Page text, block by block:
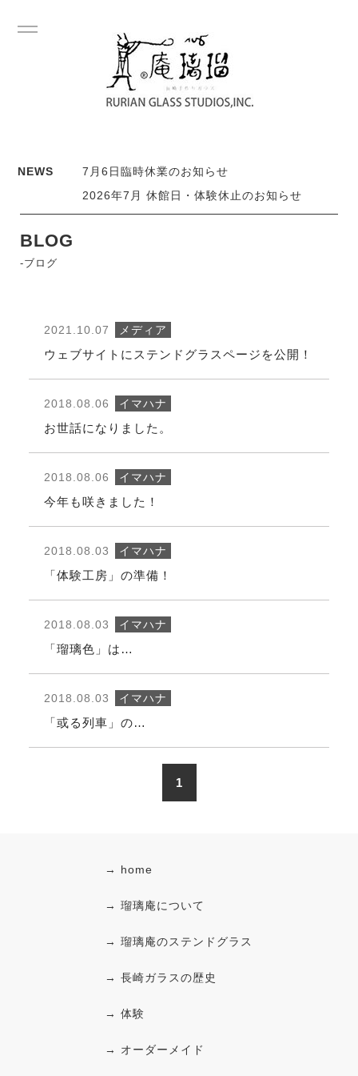
NEWS
7月6日臨時休業のお知らせ
2026年7月 休館日・体験休止のお知らせ
BLOG
-ブログ
2021.10.07 メディア
ウェブサイトにステンドグラスページを公開！
2018.08.06 イマハナ
お世話になりました。
2018.08.06 イマハナ
今年も咲きました！
2018.08.03 イマハナ
「体験工房」の準備！
2018.08.03 イマハナ
「瑠璃色」は…
2018.08.03 イマハナ
「或る列車」の…
1
→ home
→ 瑠璃庵について
→ 瑠璃庵のステンドグラス
→ 長崎ガラスの歴史
→ 体験
→ オーダーメイド